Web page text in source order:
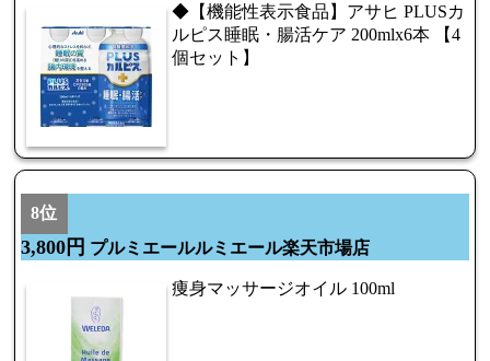
◆【機能性表示食品】アサヒ PLUSカ
ルピス睡眠・腸活ケア 200mlx6本 【4
個セット】
8位
3,800円 プルミエールルミエール楽天市場店
痩身マッサージオイル 100ml